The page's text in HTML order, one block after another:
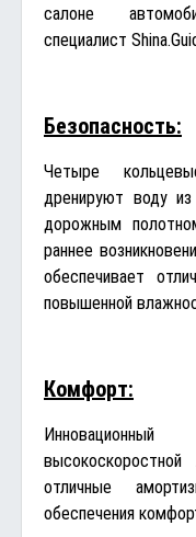
салоне
специалист
Безопасность:
Четыре
дренируют воду
дорожным
раннее
обеспечивает
повышенной
Комфорт:
отличные
обеспечения